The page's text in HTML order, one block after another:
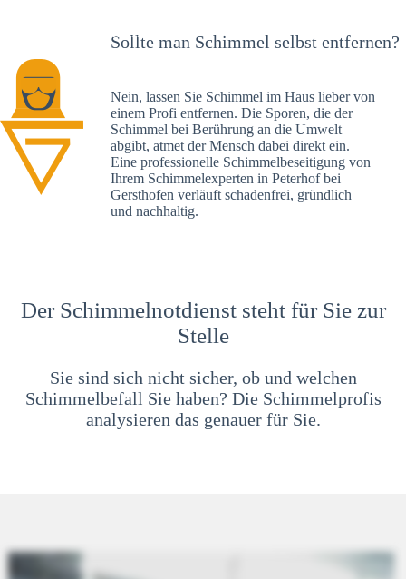
Schimmelbefall in
Sollte man Schimmel selbst entfernen?
Nein, lassen Sie Schimmel im Haus lieber von
einem Profi entfernen. Die Sporen, die der
Schimmel bei Berührung an die Umwelt
abgibt, atmet der Mensch dabei direkt ein.
Eine professionelle Schimmelbeseitigung von
Ihrem Schimmelexperten in Peterhof bei
Gersthofen verläuft schadenfrei, gründlich
und nachhaltig.
Der Schimmelnotdienst steht für Sie zur
Stelle
Sie sind sich nicht sicher, ob und welchen
Schimmelbefall Sie haben? Die Schimmelprofis
analysieren das genauer für Sie.